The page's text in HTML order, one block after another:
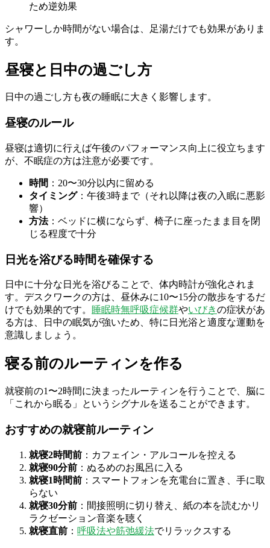
ため逆効果
シャワーしか時間がない場合は、足湯だけでも効果がありま
す。
昼寝と日中の過ごし方
日中の過ごし方も夜の睡眠に大きく影響します。
昼寝のルール
昼寝は適切に行えば午後のパフォーマンス向上に役立ちます
が、不眠症の方は注意が必要です。
時間 ：20〜30分以内に留める
タイミング：午後3時まで（それ以降は夜の入眠に悪影
響）
方法：ベッドに横にならず、椅子に座ったまま目を閉
じる程度で十分
日光を浴びる時間を確保する
日中に十分な日光を浴びることで、体内時計が強化されま
す。デスクワークの方は、昼休みに10〜15分の散歩をするだ
けでも効果的です。
睡眠時無呼吸症候群やいびきの症状があ
る方は、日中の眠気が強いため、特に日光浴と適度な運動を
意識しましょう。
寝る前のルーティンを作る
就寝前の1〜2時間に決まったルーティンを行うことで、脳に
「これから眠る」というシグナルを送ることができます。
おすすめの就寝前ルーティン
就寝2時間前 ：カフェイン・アルコールを控える
就寝90分前 ：ぬるめのお風呂に入る
就寝1時間前 ：スマートフォンを充電台に置き、手に取
らない
就寝30分前 ：間接照明に切り替え、紙の本を読むかリ
ラクゼーション音楽を聴く
就寝直前 ： 呼吸法や筋弛緩法でリラックスする